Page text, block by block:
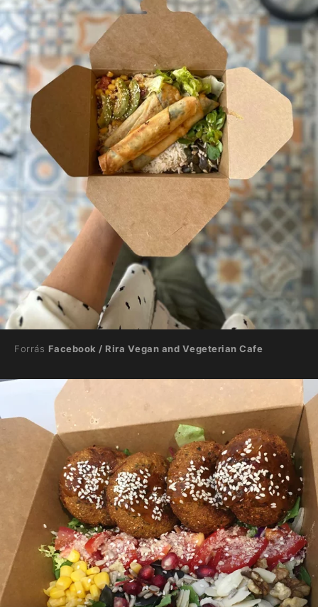
Forrás Facebook / Rira Vegan and Vegeterian Cafe